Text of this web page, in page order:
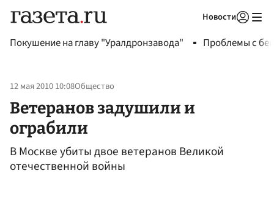
Новости
Покушение на главу "Уралдронзавода" Проблемы с
12 мая 2010 10:08Общество
Ветеранов задушили и
ограбили
В Москве убиты двое ветеранов Великой
отечественной войны